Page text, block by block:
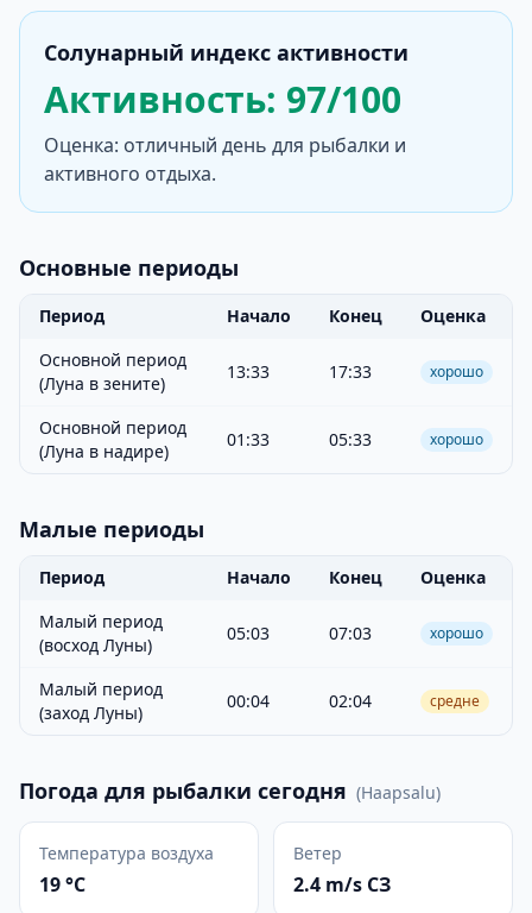
Солунарный индекс активности
Активность: 97/100
Оценка: отличный день для рыбалки и
активного отдыха.
Основные периоды
Период Начало Конец
Оценка
Основной период
(Луна в зените)
13:33 17:33 хорошо
Основной период
(Луна в надире)
01:33 05:33 хорошо
Малые периоды
Период Начало Конец
Оценка
Малый период
(восход Луны)
05:03 07:03 хорошо
Малый период
(заход Луны)
00:04 02:04 средне
Погода для рыбалки сегодня (Haapsalu)
Температура воздуха
19 °C
Ветер
2.4 m/s СЗ